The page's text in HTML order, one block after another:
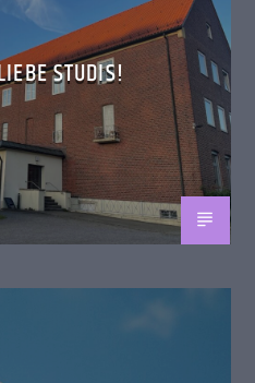
STUDIS!